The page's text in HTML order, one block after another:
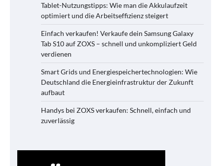
Tablet-Nutzungstipps: Wie man die Akkulaufzeit
optimiert und die Arbeitseffizienz steigert
Einfach verkaufen! Verkaufe dein Samsung Galaxy
Tab S10 auf ZOXS – schnell und unkompliziert Geld
verdienen
Smart Grids und Energiespeichertechnologien: Wie
Deutschland die Energieinfrastruktur der Zukunft
aufbaut
Handys bei ZOXS verkaufen: Schnell, einfach und
zuverlässig